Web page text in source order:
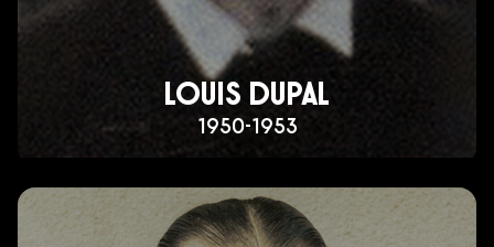
LOUIS DUPAL
1950-1953